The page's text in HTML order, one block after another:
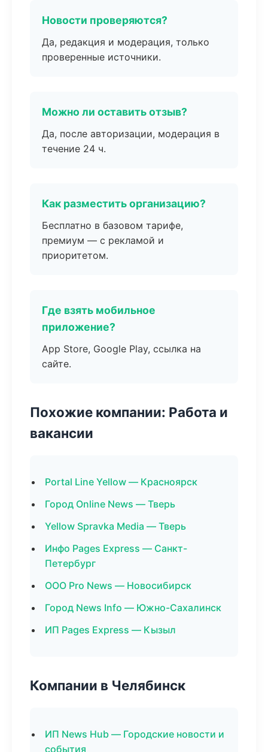
Новости проверяются?
Да, редакция и модерация, только
проверенные источники.
Можно ли оставить отзыв?
Да, после авторизации, модерация в
течение 24 ч.
Как разместить организацию?
Бесплатно в базовом тарифе,
премиум — с рекламой и
приоритетом.
Где взять мобильное
приложение?
App Store, Google Play, ссылка на
сайте.
Похожие компании: Работа и
вакансии
Portal Line Yellow — Красноярск
Город Online News — Тверь
Yellow Spravka Media — Тверь
Инфо Pages Express — Санкт-
Петербург
ООО Pro News — Новосибирск
Город News Info — Южно-Сахалинск
ИП Pages Express — Кызыл
Компании в Челябинск
ИП News Hub — Городские новости и
события